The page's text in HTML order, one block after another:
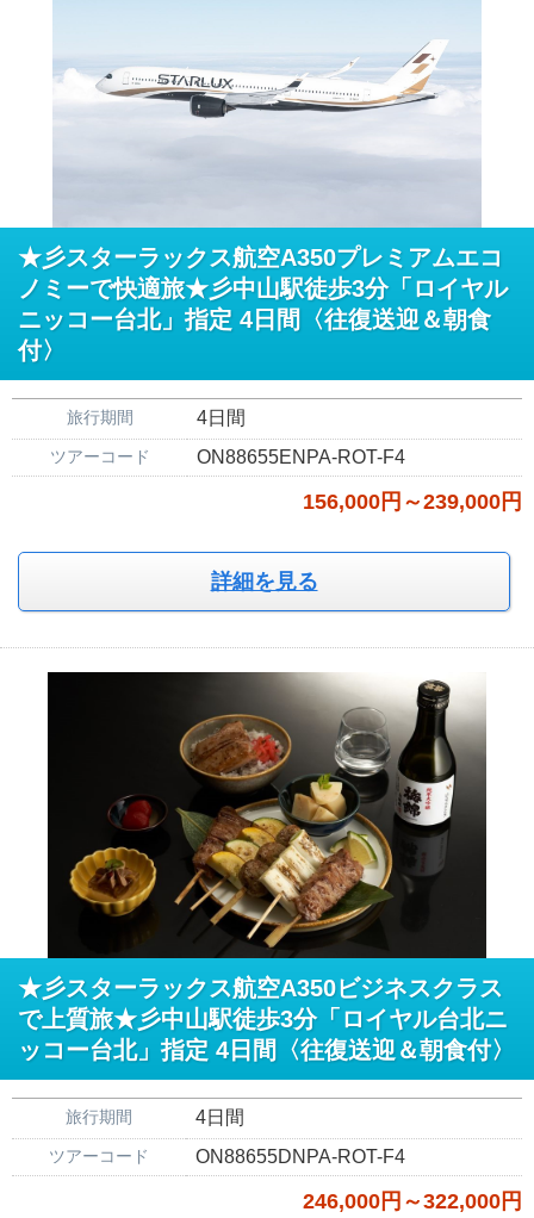
★彡スターラックス航空A350プレミアムエコ
ノミーで快適旅★彡中山駅徒歩3分「ロイヤル
ニッコー台北」指定 4日間〈往復送迎＆朝食
付〉
旅行期間 4日間
ツアーコード ON88655ENPA-ROT-F4
156,000円～239,000円
詳細を見る
★彡スターラックス航空A350ビジネスクラス
で上質旅★彡中山駅徒歩3分「ロイヤル台北ニ
ッコー台北」指定 4日間〈往復送迎＆朝食付〉
旅行期間 4日間
ツアーコード ON88655DNPA-ROT-F4
246,000円～322,000円